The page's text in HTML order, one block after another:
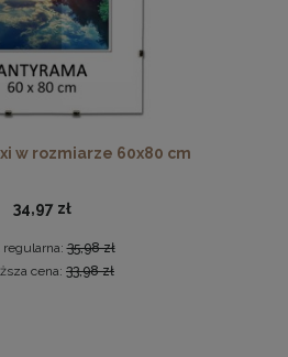
60,99 zł
DO KOSZYKA
w rozmiarze 60x80 cm
34,97 zł
regularna:35,98 zł
cena: 33,98 zł